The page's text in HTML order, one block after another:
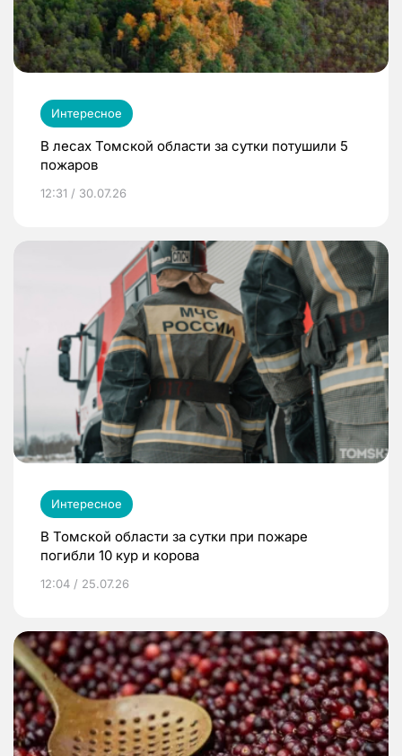
Интересное
В лесах Томской области за сутки потушили 5
пожаров
12:31 / 30.07.26
Интересное
В Томской области за сутки при пожаре
погибли 10 кур и корова
12:04 / 25.07.26